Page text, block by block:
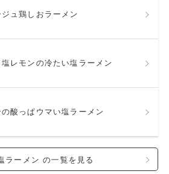
ュ鶏しおラーメン
レモンの冷たい塩ラーメン
酸っぱウマい塩ラーメン
レシピ： 塩ラーメン の一覧を見る